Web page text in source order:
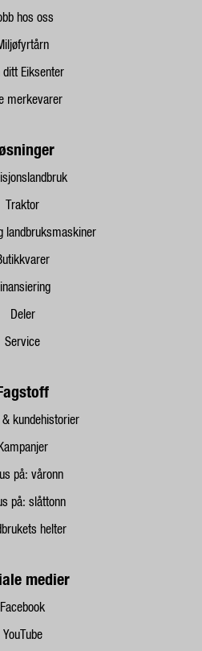
hos oss
ditt Eiksenter
merkevarer
Traktor
landbruksmaskiner
Deler
Service
kundehistorier
Kampanjer
på: våronn
på: slåttonn
helter
medier
Facebook
YouTube